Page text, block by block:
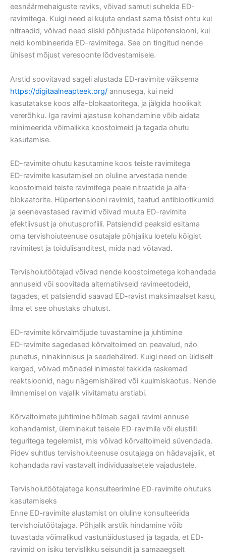
eesnäärmehaiguste raviks, võivad samuti suhelda ED-
ravimitega. Kuigi need ei kujuta endast sama tõsist ohtu kui
nitraadid, võivad need siiski põhjustada hüpotensiooni, kui
neid kombineerida ED-ravimitega. See on tingitud nende
ühisest mõjust veresoonte lõdvestamisele.
Arstid soovitavad sageli alustada ED-ravimite väiksema
https://digitaalneapteek.org/ annusega, kui neid
kasutatakse koos alfa-blokaatoritega, ja jälgida hoolikalt
vererõhku. Iga ravimi ajastuse kohandamine võib aidata
minimeerida võimalikke koostoimeid ja tagada ohutu
kasutamise.
ED-ravimite ohutu kasutamine koos teiste ravimitega
ED-ravimite kasutamisel on oluline arvestada nende
koostoimeid teiste ravimitega peale nitraatide ja alfa-
blokaatorite. Hüpertensiooni ravimid, teatud antibiootikumid
ja seenevastased ravimid võivad muuta ED-ravimite
efektiivsust ja ohutusprofiili. Patsiendid peaksid esitama
oma tervishoiuteenuse osutajale põhjaliku loetelu kõigist
ravimitest ja toidulisanditest, mida nad võtavad.
Tervishoiutöötajad võivad nende koostoimetega kohandada
annuseid või soovitada alternatiivseid ravimeetodeid,
tagades, et patsiendid saavad ED-ravist maksimaalset kasu,
ilma et see ohustaks ohutust.
ED-ravimite kõrvalmõjude tuvastamine ja juhtimine
ED-ravimite sagedased kõrvaltoimed on peavalud, näo
punetus, ninakinnisus ja seedehäired. Kuigi need on üldiselt
kerged, võivad mõnedel inimestel tekkida raskemad
reaktsioonid, nagu nägemishäired või kuulmiskaotus. Nende
ilmnemisel on vajalik viivitamatu arstiabi.
Kõrvaltoimete juhtimine hõlmab sageli ravimi annuse
kohandamist, üleminekut teisele ED-ravimile või elustiili
teguritega tegelemist, mis võivad kõrvaltoimeid süvendada.
Pidev suhtlus tervishoiuteenuse osutajaga on hädavajalik, et
kohandada ravi vastavalt individuaalsetele vajadustele.
Tervishoiutöötajatega konsulteerimine ED-ravimite ohutuks
kasutamiseks
Enne ED-ravimite alustamist on oluline konsulteerida
tervishoiutöötajaga. Põhjalik arstlik hindamine võib
tuvastada võimalikud vastunäidustused ja tagada, et ED-
ravimid on isiku tervislikku seisundit ja samaaegselt